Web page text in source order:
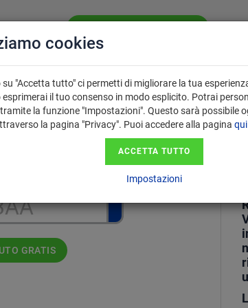
PERCHÉ USARE
IL VALUTATORE?
formato AA123AA.
GRATIS
cookies
su "Accetta tutto" ci permetti di migliorare la tua
esprimerai il tuo consenso in modo esplicito. Potrai
la funzione "Impostazioni". Questo sarà possibile
la pagina "Privacy". Puoi accedere alla pagina qui
ACCETTA TUTTO
Impostazioni